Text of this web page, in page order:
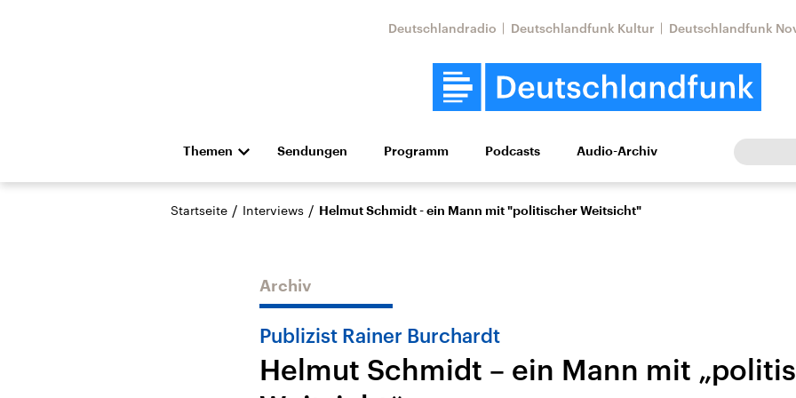
Deutschlandradio Deutschlandfunk Kultur Deutschlandfunk
Themen
Die Nachrichten Politik Wirtschaft Wissen Kultur Europa
Hörspiel und Feature Musik
Landtagswahl Sachsen-
USA
Nahostkonflikt
Iran
Aktuelle Lage und
Sendungen Programm Podcasts Audio-Archiv
Startseite / Interviews / Helmut Schmidt - ein Mann mit "politischer Weitsicht"
Archiv
Publizist Rainer Burchardt
Helmut Schmidt – ein Mann mit